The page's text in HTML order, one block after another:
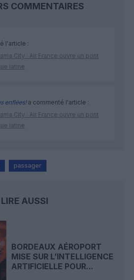
COMMENTAIRES
l'article :
City : Air France ouvre un pont
latine
enflées!a commenté l'article :
City : Air France ouvre un pont
latine
passager
LIRE AUSSI
BORDEAUX AÉROPORT
MISE SUR L’INTELLIGENCE
ARTIFICIELLE POUR...